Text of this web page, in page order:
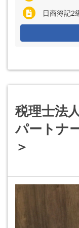
日商簿記2
税理士法
パートナ
＞